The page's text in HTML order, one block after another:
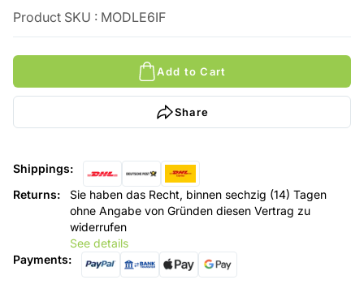
Product SKU : MODLE6IF
Add to Cart
Share
Shippings:
Returns:
Sie haben das Recht, binnen sechzig (14) Tagen
ohne Angabe von Gründen diesen Vertrag zu
widerrufen
See details
Payments: